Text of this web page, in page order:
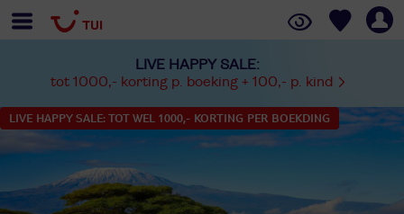
LIVE HAPPY SALE:
tot 1000,- korting p. boeking + 100,- p. kind
LIVE HAPPY SALE: TOT WEL 1000,- KORTING PER BOEKDING